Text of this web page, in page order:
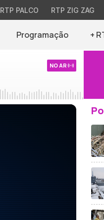
RTP PALCO RTP ZIG ZAG
Programação +
NO AR